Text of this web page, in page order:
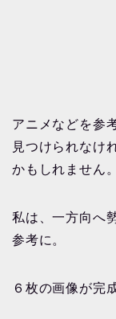
アニメなどを参
見つけられなけ
かもしれません。
私は、一方向へ
参考に。
６枚の画像が完